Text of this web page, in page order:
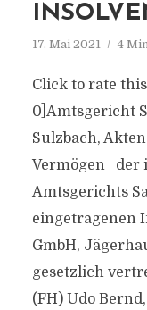
17. Mai 2021 4
Click to rate
0]Amtsgericht
Sulzbach,
Vermögen der
Amtsgerichts
eingetragenen
GmbH,
gesetzlich
(FH) Udo